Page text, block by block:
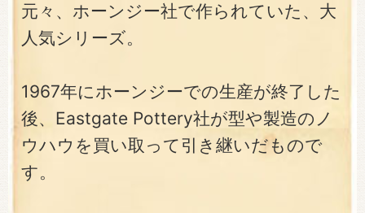
元々、ホーンジー社で作られていた、大
人気シリーズ。
1967年にホーンジーでの生産が終了した
後、Eastgate Pottery社が型や製造のノ
ウハウを買い取って引き継いだもので
す。